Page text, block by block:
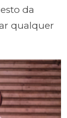
da
qualquer